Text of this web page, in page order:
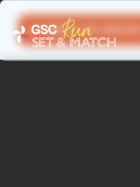
JE CONSULTE MES RÉSULTATS